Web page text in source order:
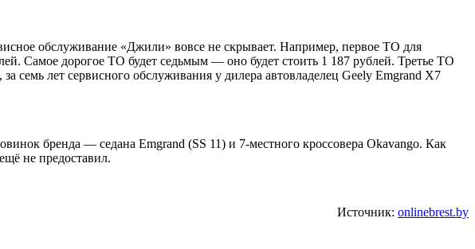
обслуживание «Джили» вовсе не скрывает. Например, первое ТО для
Самое дорогое ТО будет седьмым — оно будет стоить 1 187 рублей. Третье ТО
семь лет сервисного обслуживания у дилера автовладелец Geely Emgrand X7
бренда — седана Emgrand (SS 11) и 7-местного кроссовера Okаvango. Как
не предоставил.
Источник: onlinebrest.by